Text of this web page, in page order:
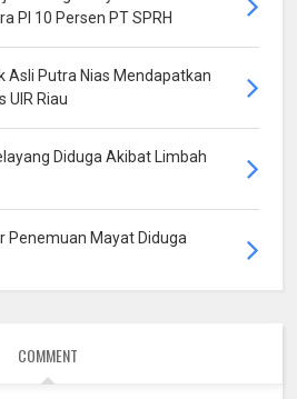
PI 10 Persen PT SPRH
Asli Putra Nias Mendapatkan
UIR Riau
Diduga Akibat Limbah
Penemuan Mayat Diduga
COMMENT